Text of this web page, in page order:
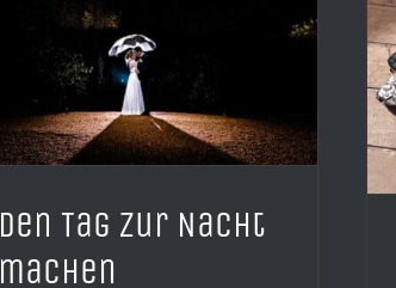
Den Tag zur Nacht
machen
Welche Kamera ist die richtige
für mich